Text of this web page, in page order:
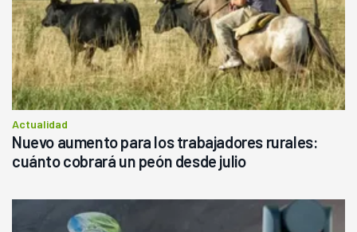
Actualidad
Nuevo aumento para los trabajadores rurales:
cuánto cobrará un peón desde julio